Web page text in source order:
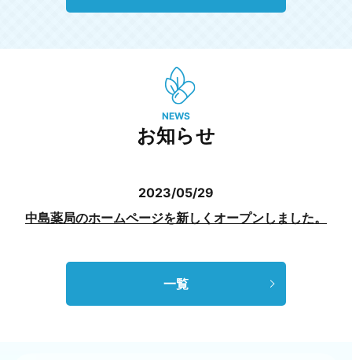
NEWS
お知らせ
2023/05/29
中島薬局のホームページを新しくオープンしました。
一覧